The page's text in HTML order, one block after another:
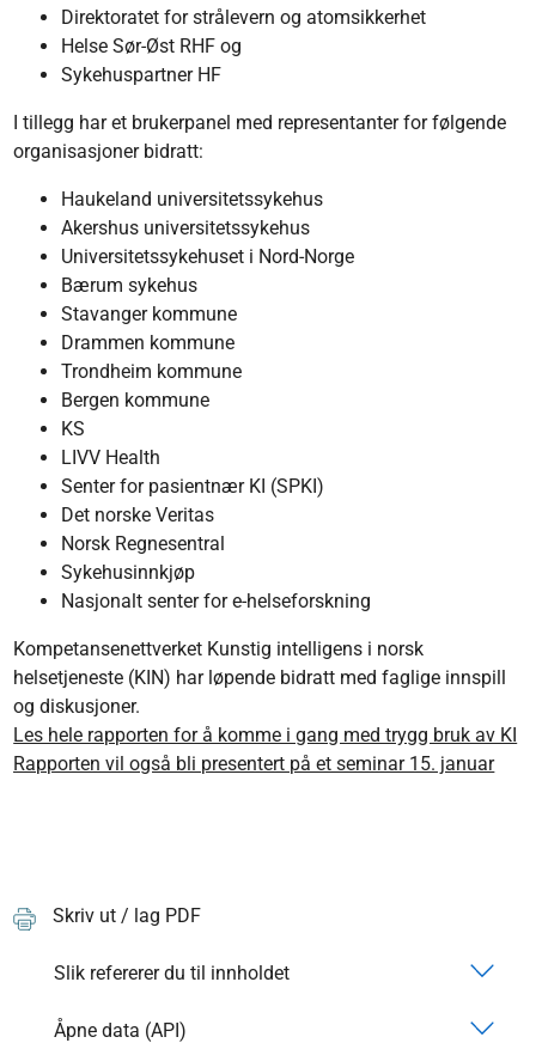
Direktoratet for strålevern og atomsikkerhet
Helse Sør-Øst RHF og
Sykehuspartner HF
I tillegg har et brukerpanel med representanter for følgende
organisasjoner bidratt:
Haukeland universitetssykehus
Akershus universitetssykehus
Universitetssykehuset i Nord-Norge
Bærum sykehus
Stavanger kommune
Drammen kommune
Trondheim kommune
Bergen kommune
KS
LIVV Health
Senter for pasientnær KI (SPKI)
Det norske Veritas
Norsk Regnesentral
Sykehusinnkjøp
Nasjonalt senter for e-helseforskning
Kompetansenettverket Kunstig intelligens i norsk
helsetjeneste (KIN) har løpende bidratt med faglige innspill
og diskusjoner.
Les hele rapporten for å komme i gang med trygg bruk av KI
Rapporten vil også bli presentert på et seminar 15. januar
Skriv ut / lag PDF
Slik refererer du til innholdet
Åpne data (API)